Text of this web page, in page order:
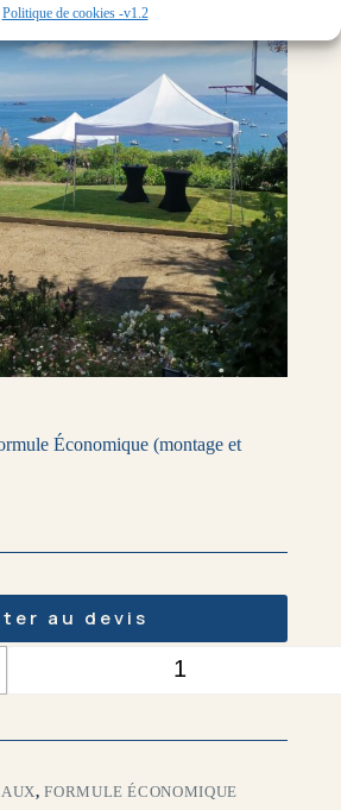
Politique de cookies -v1.2
Économique (montage et
au devis
,FORMULE ÉCONOMIQUE